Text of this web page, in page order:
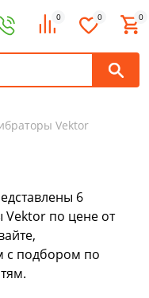
0 0 0
Vektor
6
Vektor по цене от
с подбором по